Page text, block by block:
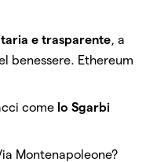
e trasparente, a
benessere. Ethereum
come lo Sgarbi
Montenapoleone?